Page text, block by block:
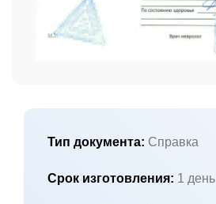
Тип документа: Справка
Срок изготовления: 1 день